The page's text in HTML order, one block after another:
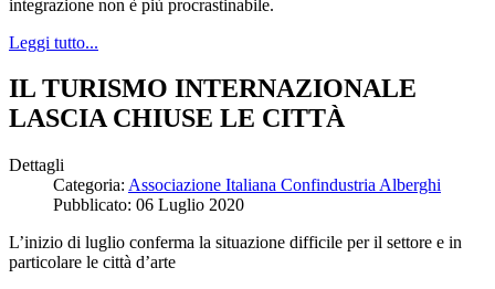
integrazione non è più procrastinabile.
Leggi tutto...
IL TURISMO INTERNAZIONALE
LASCIA CHIUSE LE CITTÀ
Dettagli
Categoria: Associazione Italiana Confindustria Alberghi
Pubblicato: 06 Luglio 2020
L’inizio di luglio conferma la situazione difficile per il settore e in
particolare le città d’arte